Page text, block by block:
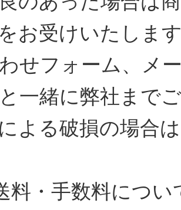
お受けいたしま
せフォーム、メ
一緒に弊社まで
よる破損の場合
料・手数料につ